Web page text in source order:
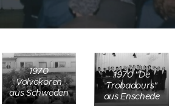
1970
Volvokoren
aus Schweden
1970 "De
Trobadours"
aus Enschede